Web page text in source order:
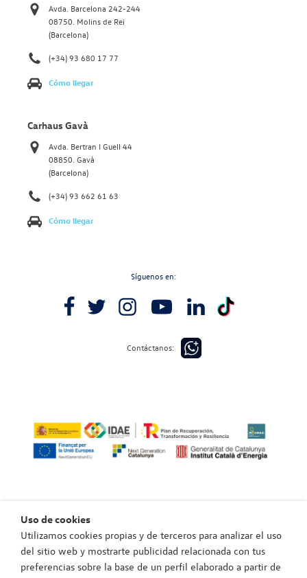
Avda. Barcelona 242-244
08750. Molins de Rei
(Barcelona)
(+34) 93 680 17 77
Cómo llegar
Carhaus Gavà
Avda. Bertran I Guell 44
08850. Gavà
(Barcelona)
(+34) 93 662 61 63
Cómo llegar
Síguenos en:
Contáctanos:
Política de privacidad
Política de cookies
Aviso legal
Uso de cookies
Utilizamos cookies propias y de terceros para analizar el uso
del sitio web y mostrarte publicidad relacionada con tus
preferencias sobre la base de un perfil elaborado a partir de